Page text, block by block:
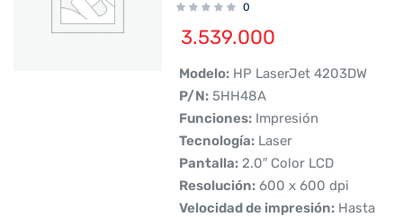
0
3.539.000
 Modelo:HP LaserJet 4203DW
 P/N:5HH48A
 Funciones:Impresión
 Tecnología:Laser
 Pantalla:2.0″ Color LCD
 Resolución:600 x 600 dpi
 Velocidad de impresión:Hasta
Create an account